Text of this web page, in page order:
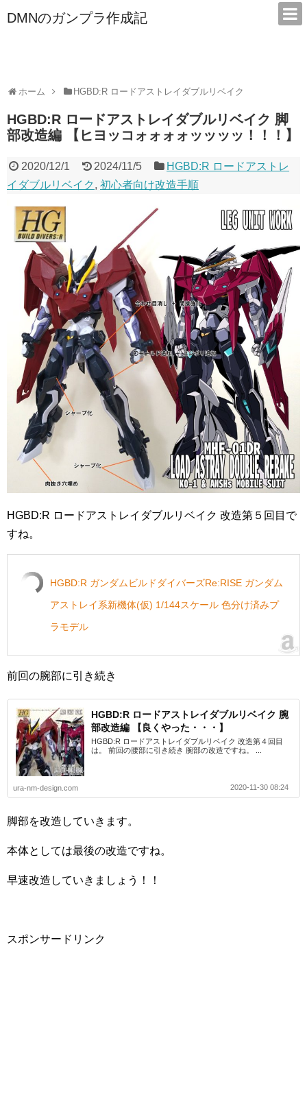
DMNのガンプラ作成記
ホーム HGBD:R ロードアストレイダブルリベイク
HGBD:R ロードアストレイダブルリベイク 脚
部改造編 【ヒヨッコォォォォッッッッ！！！】
2020/12/1 2024/11/5
HGBD:R ロードアストレ
イダブルリベイク , 初心者向け改造手順
HGBD:R ロードアストレイダブルリベイク 改造第５回目で
すね。
HGBD:R ガンダムビルドダイバーズRe:RISE ガンダム
アストレイ系新機体(仮) 1/144スケール 色分け済みプ
ラモデル
前回の腕部に引き続き
HGBD:R ロードアストレイダブルリベイク 腕
部改造編 【良くやった・・・】
HGBD:R ロードアストレイダブルリベイク 改造第４回目
は。 前回の腰部に引き続き 腕部の改造ですね。 ...
ura-nm-design.com 2020-11-30 08:24
脚部を改造していきます。
本体としては最後の改造ですね。
早速改造していきましょう！！
スポンサードリンク